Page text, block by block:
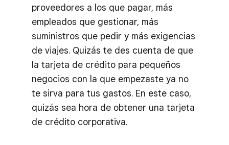
proveedores a los que pagar, más
empleados que gestionar, más
suministros que pedir y más exigencias
de viajes. Quizás te des cuenta de que
la tarjeta de crédito para pequeños
negocios con la que empezaste ya no
te sirva para tus gastos. En este caso,
quizás sea hora de obtener una tarjeta
de crédito corporativa.